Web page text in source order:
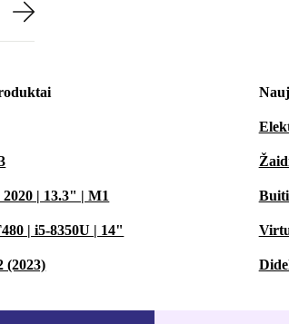
| 13.3" | M1
| i5-8350U | 14"
(2023)